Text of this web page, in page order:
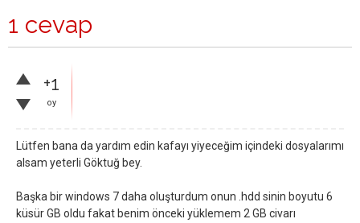
1 cevap
+1
oy
Lütfen bana da yardım edin kafayı yiyeceğim içindeki dosyalarımı
alsam yeterli Göktuğ bey.
Başka bir windows 7 daha oluşturdum onun .hdd sinin boyutu 6
küsür GB oldu fakat benim önceki yüklemem 2 GB civarı